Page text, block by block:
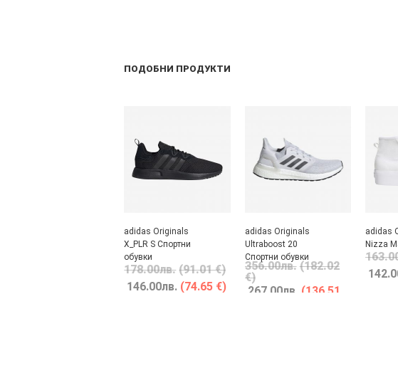
ПОДОБНИ ПРОДУКТИ
adidas Originals
X_PLR S Спортни
обувки
178.00лв. (91.01 €)
146.00лв. (74.65 €)
adidas Originals
Ultraboost 20
Спортни обувки
356.00лв. (182.02
€)
267.00лв. (136.51
adidas
Nizza